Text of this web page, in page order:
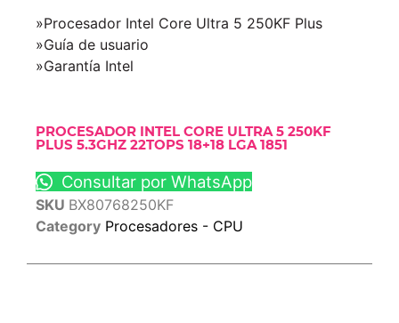
»Procesador Intel Core Ultra 5 250KF Plus
»Guía de usuario
»Garantía Intel
PROCESADOR INTEL CORE ULTRA 5 250KF
PLUS 5.3GHZ 22TOPS 18+18 LGA 1851
Consultar por WhatsApp
SKU BX80768250KF
Category Procesadores - CPU